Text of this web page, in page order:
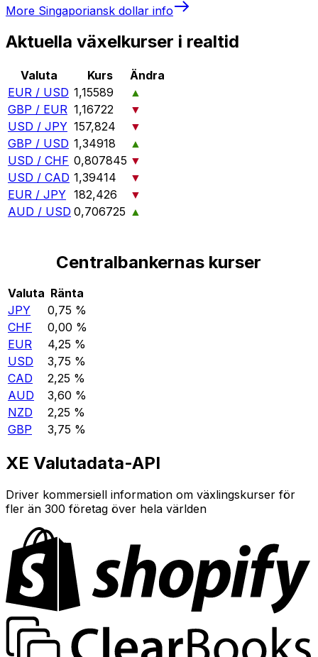
More Singaporiansk dollar info
Aktuella växelkurser i realtid
Valuta Kurs
Ändra
EUR / USD 1,15589
▲
GBP / EUR 1,16722
▼
USD / JPY 157,824
▼
GBP / USD 1,34918
▲
USD / CHF 0,807845 ▼
USD / CAD 1,39414
▼
EUR / JPY 182,426
▼
AUD / USD 0,706725 ▲
Centralbankernas kurser
Valuta Ränta
JPY
0,75 %
CHF
0,00 %
EUR
4,25 %
USD
3,75 %
CAD
2,25 %
AUD
3,60 %
NZD
2,25 %
GBP
3,75 %
XE Valutadata-API
Driver kommersiell information om växlingskurser för
fler än 300 företag över hela världen